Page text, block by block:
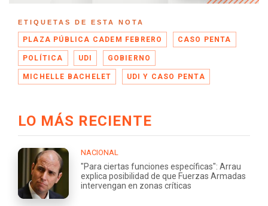
ETIQUETAS DE ESTA NOTA
PLAZA PÚBLICA CADEM FEBRERO CASO PENTA
POLÍTICA UDI GOBIERNO
MICHELLE BACHELET UDI Y CASO PENTA
LO MÁS RECIENTE
NACIONAL
"Para ciertas funciones específicas": Arrau
explica posibilidad de que Fuerzas Armadas
intervengan en zonas críticas